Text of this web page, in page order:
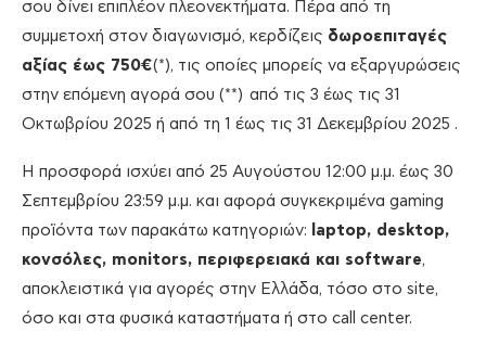
σου δίνει επιπλέον πλεονεκτήματα. Πέρα από τη
συμμετοχή στον διαγωνισμό, κερδίζεις δωροεπιταγές
αξίας έως 750€(*), τις οποίες μπορείς να εξαργυρώσεις
στην επόμενη αγορά σου (**) από τις 3 έως τις 31
Οκτωβρίου 2025 ή από τη 1 έως τις 31 Δεκεμβρίου 2025 .
Η προσφορά ισχύει από 25 Αυγούστου 12:00 μ.μ. έως 30
Σεπτεμβρίου 23:59 μ.μ. και αφορά συγκεκριμένα gaming
προϊόντα των παρακάτω κατηγοριών:
laptop, desktop,
κονσόλες, monitors, περιφερειακά και software,
αποκλειστικά για αγορές στην Ελλάδα, τόσο στο site,
όσο και στα φυσικά καταστήματα ή στο call center.